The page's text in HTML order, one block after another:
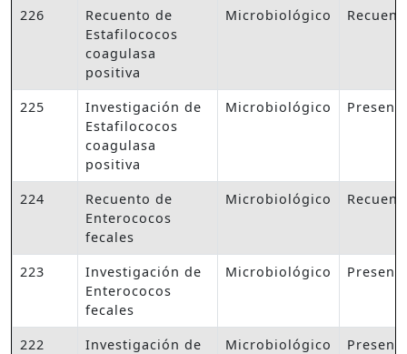
226
Recuento de
Estafilococos
coagulasa
positiva
Microbiológico
225
Investigación de
Estafilococos
coagulasa
positiva
Microbiológico
224
Recuento de
Enterococos
fecales
Microbiológico
223
Investigación de
Enterococos
fecales
Microbiológico
222
Investigación de
Microbiológico